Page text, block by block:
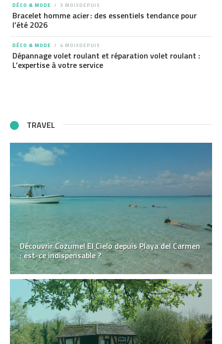
DÉCO & MODE 3 MOISDEPUIS
Bracelet homme acier : des essentiels tendance pour
l’été 2026
DÉCO & MODE 4 MOISDEPUIS
Dépannage volet roulant et réparation volet roulant :
L’expertise à votre service
TRAVEL
Découvrir Cozumel El Cielo depuis Playa del Carmen
: est-ce indispensable ?